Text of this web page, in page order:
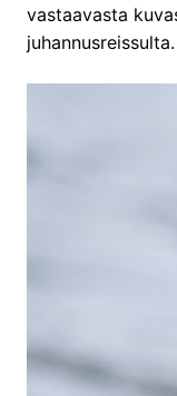
vastaavasta
juhannusreissulta.